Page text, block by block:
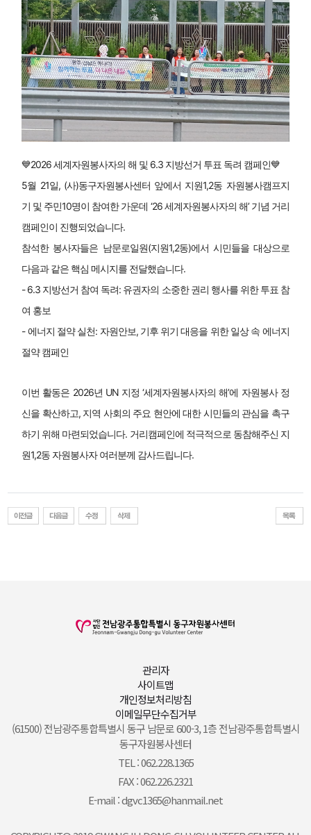
💙2026 세계자원봉사자의 해 및 6.3 지방선거 투표 독려 캠페인💙
5월 21일, (사)동구자원봉사센터 앞에서 지원1,2동 자원봉사캠프지
기 및 주민10명이 참여한 가운데 ‘26 세계자원봉사자의 해’ 기념 거리
캠페인이 진행되었습니다.
참석한 봉사자들은 남문로일원(지원1,2동)에서 시민들을 대상으로
다음과 같은 핵심 메시지를 전달했습니다.
- 6.3 지방선거 참여 독려: 유권자의 소중한 권리 행사를 위한 투표 참
여 홍보
- 에너지 절약 실천: 자원안보, 기후 위기 대응을 위한 일상 속 에너지
절약 캠페인
이번 활동은 2026년 UN 지정 ‘세계자원봉사자의 해’에 자원봉사 정
신을 확산하고, 지역 사회의 주요 현안에 대한 시민들의 관심을 촉구
하기 위해 마련되었습니다. 거리캠페인에 적극적으로 동참해주신 지
원1,2동 자원봉사자 여러분께 감사드립니다.
관리자
사이트맵
개인정보처리방침
이메일무단수집거부
(61500) 전남광주통합특별시 동구 남문로 600-3, 1층 전남광주통합특별시
동구자원봉사센터
TEL : 062.228.1365
FAX : 062.226.2321
E-mail : dgvc1365@hanmail.net